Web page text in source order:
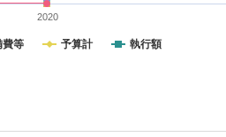
費等 予算計 執行額
2020